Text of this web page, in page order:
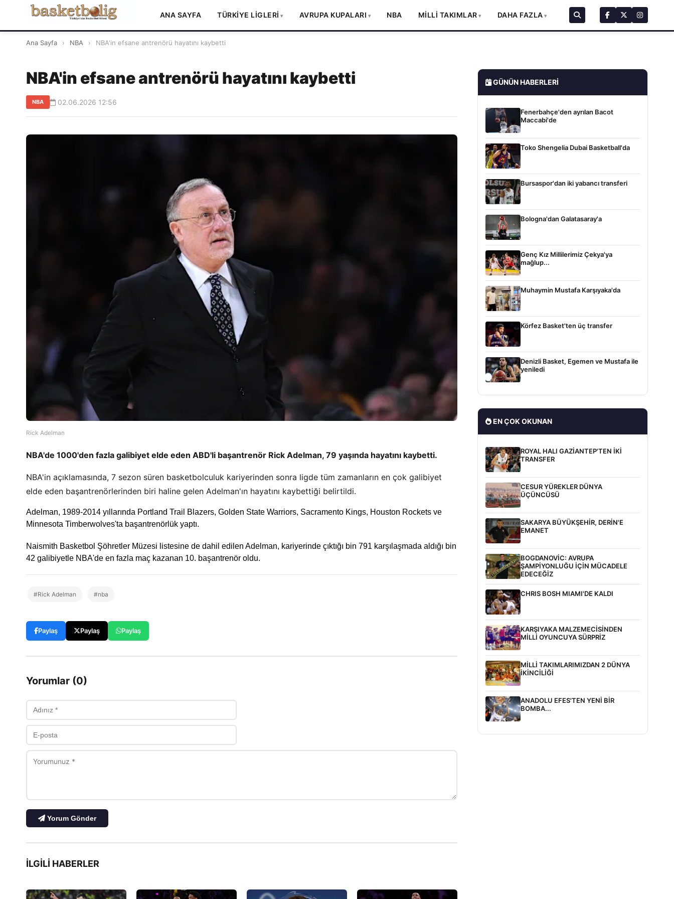
ANA SAYFA TÜRKİYE LİGLERİ AVRUPA KUPALARI NBA MİLLİ TAKIMLAR DAHA FAZLA
Ana Sayfa › NBA › NBA'in efsane antrenörü hayatını kaybetti
NBA'in efsane antrenörü hayatını kaybetti
NBA 02.06.2026 12:56
Rick Adelman
NBA'de 1000'den fazla galibiyet elde eden ABD'li başantrenör Rick Adelman, 79 yaşında hayatını kaybetti.
NBA'in açıklamasında, 7 sezon süren basketbolculuk kariyerinden sonra ligde tüm zamanların en çok galibiyet
elde eden başantrenörlerinden biri haline gelen Adelman'ın hayatını kaybettiği belirtildi.
Adelman, 1989-2014 yıllarında Portland Trail Blazers, Golden State Warriors, Sacramento Kings, Houston Rockets ve
Minnesota Timberwolves'ta başantrenörlük yaptı.
Naismith Basketbol Şöhretler Müzesi listesine de dahil edilen Adelman, kariyerinde çıktığı bin 791 karşılaşmada aldığı bin
42 galibiyetle NBA'de en fazla maç kazanan 10. başantrenör oldu.
#Rick Adelman #nba
Paylaş Paylaş Paylaş
Yorumlar (0)
Yorum Gönder
İLGILI HABERLER
GÜNÜN HABERLERI
Fenerbahçe'den ayrılan Bacot
Maccabi'de
Toko Shengelia Dubai Basketball'da
Bursaspor'dan iki yabancı transferi
Bologna'dan Galatasaray'a
Genç Kız Millilerimiz Çekya'ya
mağlup...
Muhaymin Mustafa Karşıyaka'da
Körfez Basket'ten üç transfer
Denizli Basket, Egemen ve Mustafa ile
yeniledi
EN ÇOK OKUNAN
ROYAL HALI GAZİANTEP'TEN İKİ
TRANSFER
CESUR YÜREKLER DÜNYA
ÜÇÜNCÜSÜ
SAKARYA BÜYÜKŞEHİR, DERİN'E
EMANET
BOGDANOVİC: AVRUPA
ŞAMPİYONLUĞU İÇİN MÜCADELE
EDECEĞİZ
CHRIS BOSH MIAMI'DE KALDI
KARŞIYAKA MALZEMECİSİNDEN
MİLLİ OYUNCUYA SÜRPRİZ
MİLLİ TAKIMLARIMIZDAN 2 DÜNYA
İKİNCİLİĞİ
ANADOLU EFES'TEN YENİ BİR
BOMBA...